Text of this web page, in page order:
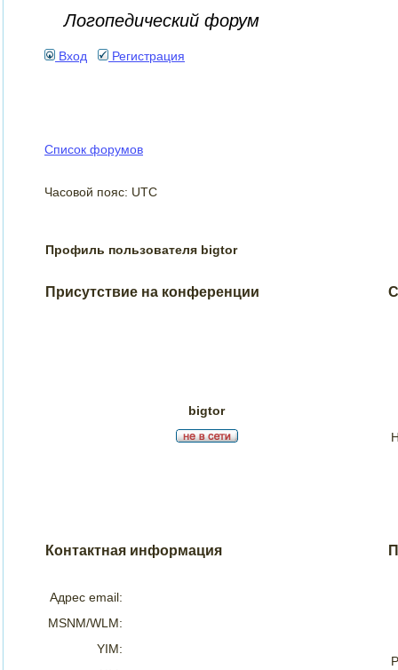
Логопедический форум
Вход Регистрация
Список форумов
Часовой пояс: UTC
Профиль пользователя bigtor
Присутствие на конференции
bigtor
Контактная информация
Адрес email:
MSNM/WLM:
YIM: